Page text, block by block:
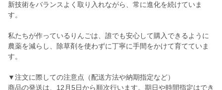
新技術をバランスよく取り入れながら、常に進化を続けていま
す。
私たちが作っているりんごは、誰でも安心して購入できるように
農薬を減らし、除草剤を使わずに丁寧に手間をかけて育てていま
す。
▼注文に際しての注意点（配送方法や納期指定など）
商品の発送は、12月5日から順次行います。期日や時間指定はでき